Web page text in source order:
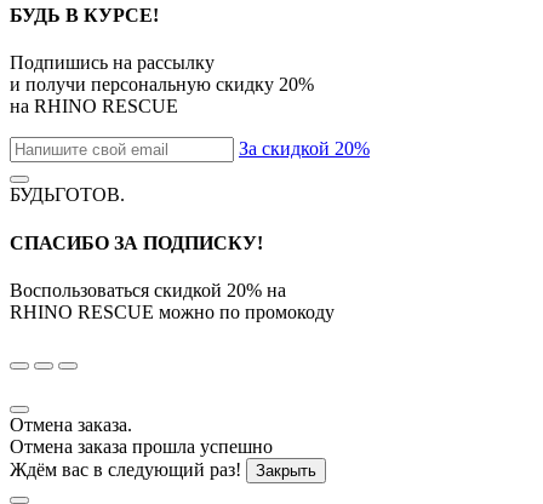
БУДЬ В КУРСЕ!
Подпишись на рассылку
и получи персональную скидку 20%
на RHINO RESCUE
За скидкой 20%
БУДЬГОТОВ.
СПАСИБО ЗА ПОДПИСКУ!
Воспользоваться скидкой 20% на
RHINO RESCUE можно по промокоду
Отмена заказа.
Отмена заказа прошла успешно
Ждём вас в следующий раз!
Закрыть